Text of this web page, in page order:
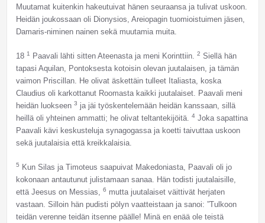
Muutamat kuitenkin hakeutuivat hänen seuraansa ja tulivat uskoon.
Heidän joukossaan oli Dionysios, Areiopagin tuomioistuimen jäsen,
Damaris-niminen nainen sekä muutamia muita.
18 1 Paavali lähti sitten Ateenasta ja meni Korinttiin. 2 Siellä hän
tapasi Aquilan, Pontoksesta kotoisin olevan juutalaisen, ja tämän
vaimon Priscillan. He olivat äskettäin tulleet Italiasta, koska
Claudius oli karkottanut Roomasta kaikki juutalaiset. Paavali meni
heidän luokseen 3 ja jäi työskentelemään heidän kanssaan, sillä
heillä oli yhteinen ammatti; he olivat teltantekijöitä. 4Joka sapattina
Paavali kävi keskusteluja synagogassa ja koetti taivuttaa uskoon
sekä juutalaisia että kreikkalaisia.
5
Kun Silas ja Timoteus saapuivat Makedoniasta, Paavali oli jo
kokonaan antautunut julistamaan sanaa. Hän todisti juutalaisille,
että Jeesus on Messias, 6 mutta juutalaiset väittivät herjaten
vastaan. Silloin hän pudisti pölyn vaatteistaan ja sanoi: ”Tulkoon
teidän verenne teidän itsenne päälle! Minä en enää ole teistä